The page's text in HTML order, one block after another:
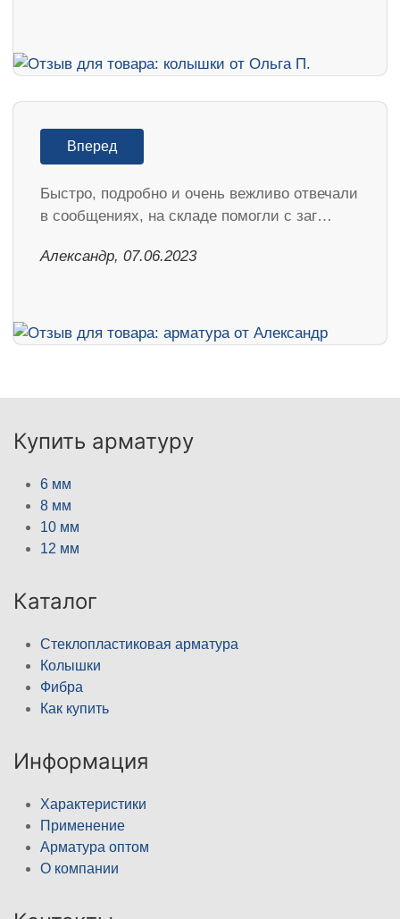
Вперед
Быстро, подробно и очень вежливо отвечали
в сообщениях, на складе помогли с заг…
Александр, 07.06.2023
Купить арматуру
6 мм
8 мм
10 мм
12 мм
Каталог
Стеклопластиковая арматура
Колышки
Фибра
Как купить
Информация
Характеристики
Применение
Арматура оптом
О компании